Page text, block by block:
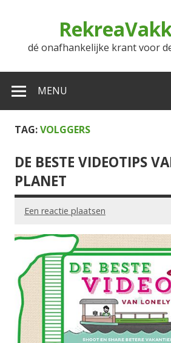
dé onafhankelijke krant voor
MENU
TAG:VOLGGERS
DE BESTE VIDEOTIPS
PLANET
Een reactie plaatsen